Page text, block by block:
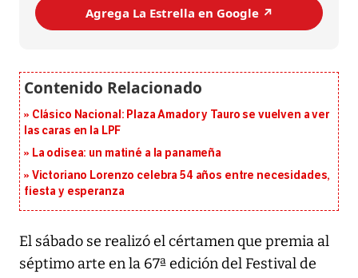
Agrega La Estrella en Google ↗️
Clásico Nacional: Plaza Amador y Tauro se vuelven a ver
las caras en la LPF
La odisea: un matiné a la panameña
Victoriano Lorenzo celebra 54 años entre necesidades,
fiesta y esperanza
El sábado se realizó el cértamen que premia al
séptimo arte en la 67ª edición del Festival de